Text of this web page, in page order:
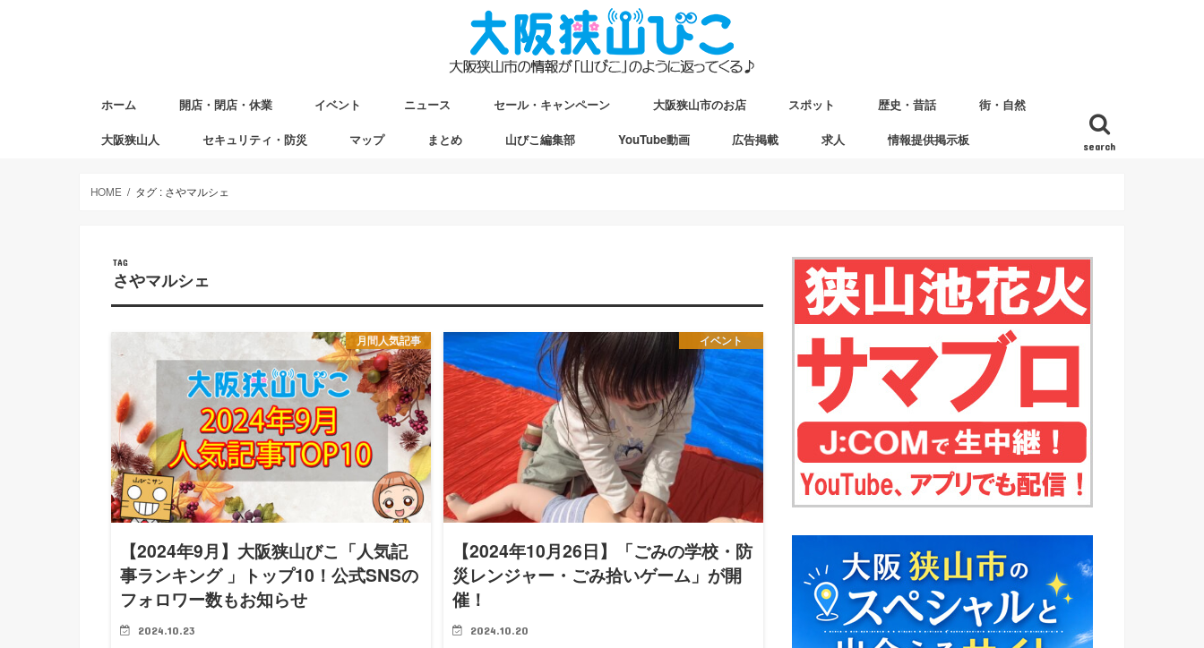
search
ホーム 開店・閉店・休業 イベント ニュース セール・キャンペーン 大阪狭山市のお店 スポット 歴史・昔話 街・自然
大阪狭山人 セキュリティ・防災 マップ まとめ 山びこ編集部 YouTube動画 広告掲載 求人 情報提供掲示板
HOME タグ : さやマルシェ
TAG
さやマルシェ
月間人気記事
【2024年9月】大阪狭山びこ「人気記
事ランキング 」トップ10！公式SNSの
フォロワー数もお知らせ
2024.10.23
イベント
【2024年10月26日】「ごみの学校・防
災レンジャー・ごみ拾いゲーム」が開
催！
2024.10.20